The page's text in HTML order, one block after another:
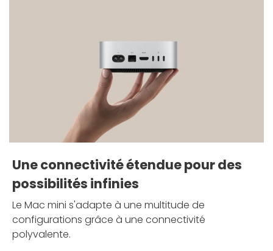
Une connectivité étendue pour des
possibilités infinies
Le Mac mini s'adapte à une multitude de
configurations grâce à une connectivité
polyvalente.